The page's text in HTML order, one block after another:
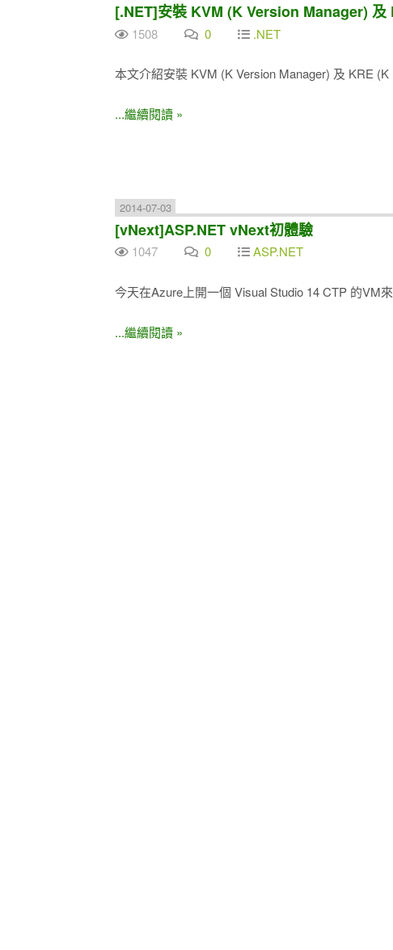
[.NET]安裝 KVM (K Version Manager)
1508 0 .NET
本文介紹安裝 KVM (K Version Manager) 及 KRE
...繼續閱讀 »
2014-07-03
[vNext]ASP.NET vNext初體驗
1047 0 ASP.NET
今天在Azure上開一個 Visual Studio 14 CTP 的VM
...繼續閱讀 »